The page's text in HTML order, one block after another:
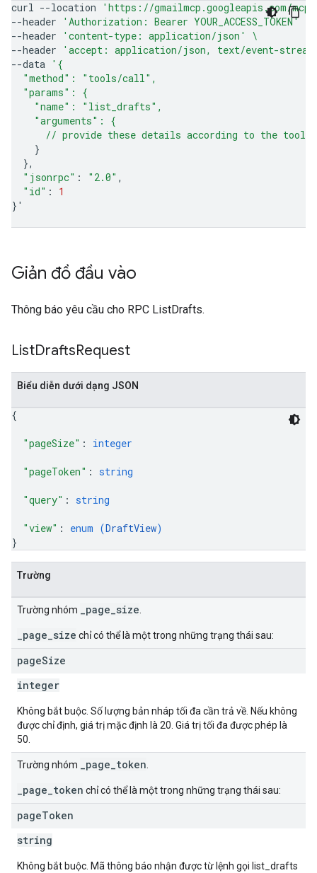
curl --location
'https://gmailmcp.googleapis.com/
--header
'Authorization: Bearer YOUR_ACCESS_TOKEN'
--header
'content-type: application/json'
\
--header
'accept: application/json, text/event-
--data '{
  "method": "tools/call",
  "params": {
    "name": "list_drafts",
    "arguments": {
      // provide these details according to the tool'
}
}
"jsonrpc" : "2.0"
"id" :
1
} '
Giản đồ đầu vào
Thông báo yêu cầu cho RPC ListDrafts.
ListDraftsRequest
Biểu diễn dưới dạng JSON
{
"pageSize" : integer
"pageToken" : string
"query" : string
"view" : enum (DraftView)
}
Trường
Trường nhóm _page_size
_page_size chỉ có thể là một trong những trạng thái sau:
pageSize
integer
Không bắt buộc. Số lượng bản nháp tối đa cần trả về. Nếu không
được chỉ định, giá trị mặc định là 20. Giá trị tối đa được phép là
50.
Trường nhóm _page_token
_page_token chỉ có thể là một trong những trạng thái sau:
pageToken
string
Không bắt buộc. Mã thông báo nhận được từ lệnh gọi list_drafts